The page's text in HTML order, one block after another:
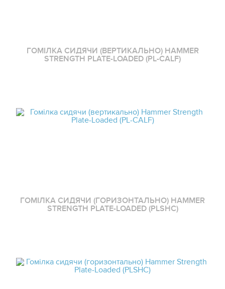
ГОМІЛКА СИДЯЧИ (ВЕРТИКАЛЬНО) HAMMER
STRENGTH PLATE-LOADED (PL-CALF)
ГОМІЛКА СИДЯЧИ (ГОРИЗОНТАЛЬНО) HAMMER
STRENGTH PLATE-LOADED (PLSHC)